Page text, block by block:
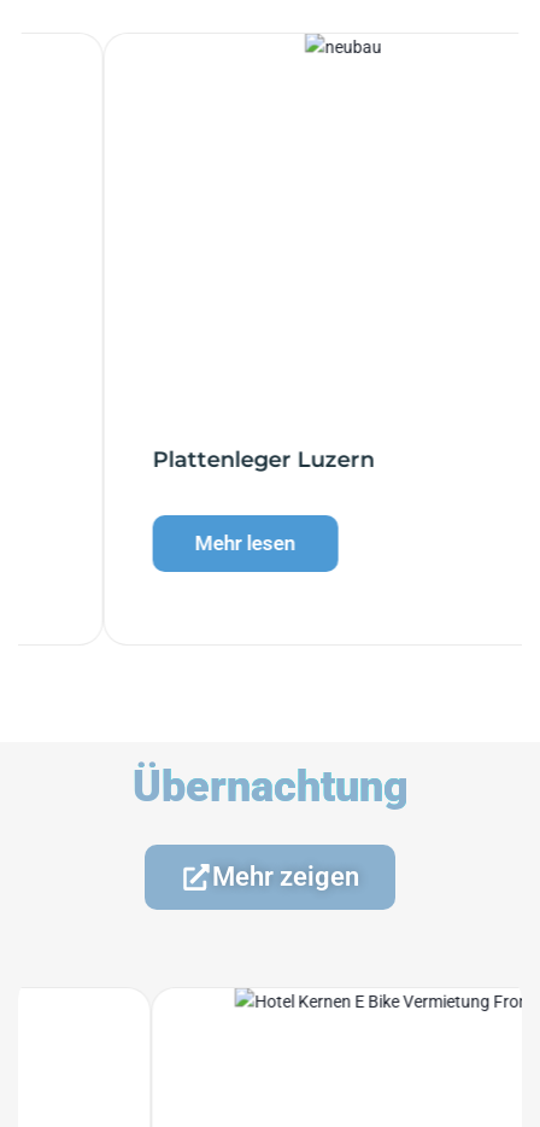
Plattenleger Luzern
Mehr lesen
Übernachtung
Mehr zeigen